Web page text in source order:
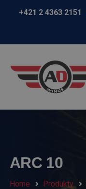
+421 2 4363 2151
ARC 10
Home Produkty